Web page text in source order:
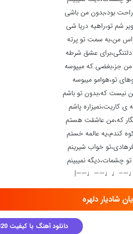
بود،بدون من باشی
شم تو،راهیه دریا شی
من،به سمت تو پرته
عشق شرطه
من جز،بغضی که میپوسه
تو،هوامو میبوسه
نیست که،بدون تو باشم
ی کاریت،نمیزاره پاشم
که،من عاشقت هستم
کندم،یه عالمه خستم
خواب شیرینم
چشمات،دیگه نمیبینم
شادیار دلهره
دانلود آهنگ با کیفیت 320